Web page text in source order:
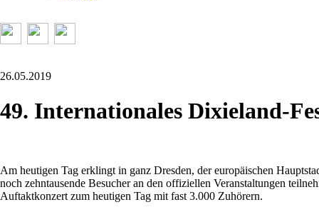
26.05.2019
49. Internationales Dixieland-
Am heutigen Tag erklingt in ganz Dresden, der europäischen
noch zehntausende Besucher an den offiziellen Veranstaltungen
Auftaktkonzert zum heutigen Tag mit fast 3.000 Zuhörern.